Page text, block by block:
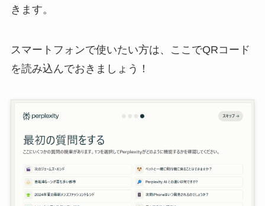
きます。
スマートフォンで使いたい方は、ここでQRコード
を読み込んでおきましょう！